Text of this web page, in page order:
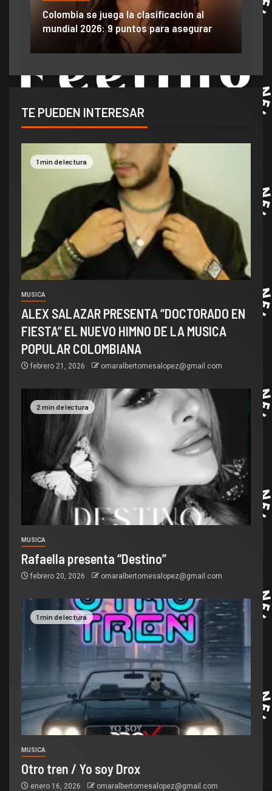
Colombia se juega la clasificación al
mundial 2026: 9 puntos para asegurar
TE PUEDEN INTERESAR
1 min de lectura
MUSICA
ALEX SALAZAR PRESENTA “DOCTORADO EN
FIESTA” EL NUEVO HIMNO DE LA MUSICA
POPULAR COLOMBIANA
febrero 21, 2026 omaralbertomesalopez@gmail.com
2 min de lectura
MUSICA
Rafaella presenta “Destino”
febrero 20, 2026 omaralbertomesalopez@gmail.com
1 min de lectura
MUSICA
Otro tren / Yo soy Drox
enero 16, 2026 omaralbertomesalopez@gmail.com